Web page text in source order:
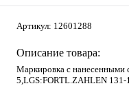
Артикул: 12601288
Описание товара:
Маркировка с
5,LGS:FORTL.ZAHLEN 131-